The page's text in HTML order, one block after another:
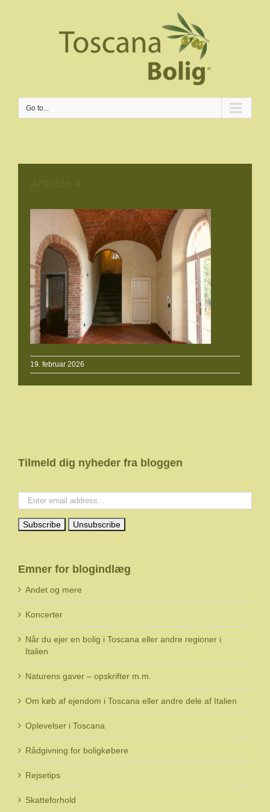
Go to...
19. februar 2026
Tilmeld dig nyheder fra bloggen
Emner for blogindlæg
Andet og mere
Koncerter
Når du ejer en bolig i Toscana eller andre regioner i
Italien
Naturens gaver – opskrifter m.m.
Om køb af ejendom i Toscana eller andre dele af Italien
Oplevelser i Toscana
Rådgivning for boligkøbere
Rejsetips
Skatteforhold